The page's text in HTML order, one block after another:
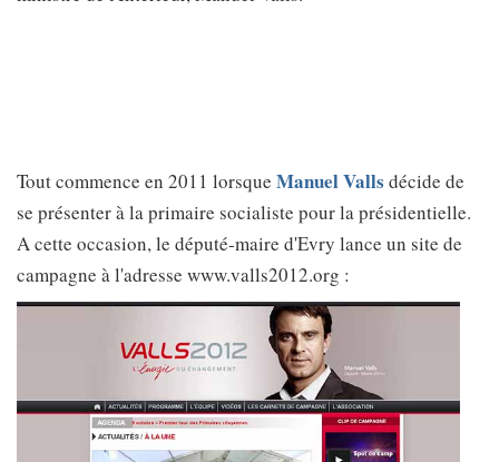
Tout commence en 2011 lorsque Manuel Valls décide de
se présenter à la primaire socialiste pour la présidentielle.
A cette occasion, le député-maire d'Evry lance un site de
campagne à l'adresse www.valls2012.org :